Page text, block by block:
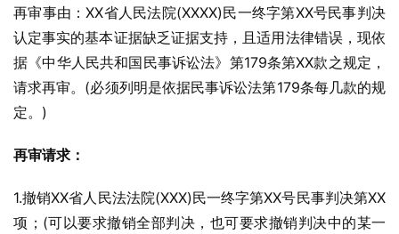
再审事由：XX省人民法院(XXXX)民一终字第XX号民事判决
认定事实的基本证据缺乏证据支持，且适用法律错误，现依
据《中华人民共和国民事诉讼法》第179条第XX款之规定，
请求再审。(必须列明是依据民事诉讼法第179条每几款的规
定。)
再审请求：
1.撤销XX省人民法法院(XXX)民一终字第XX号民事判决第XX
项；(可以要求撤销全部判决，也可要求撤销判决中的某一